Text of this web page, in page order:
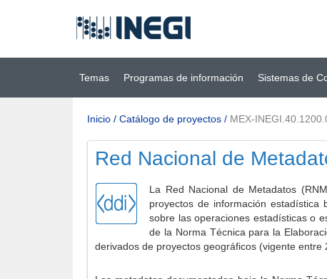
principal
(INEGI)
Temas Programas de información Sistemas de
Inicio / Catálogo de proyectos / MEX-
Red Nacional de
La Red Nacional de Metadatos
proyectos de información
sobre las operaciones estadísticas o
de la Norma Técnica para la
derivados de proyectos geográficos (vigente entre